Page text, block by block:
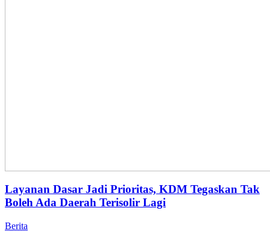
Layanan Dasar Jadi Prioritas, KDM Tegaskan Tak
Boleh Ada Daerah Terisolir Lagi
Berita